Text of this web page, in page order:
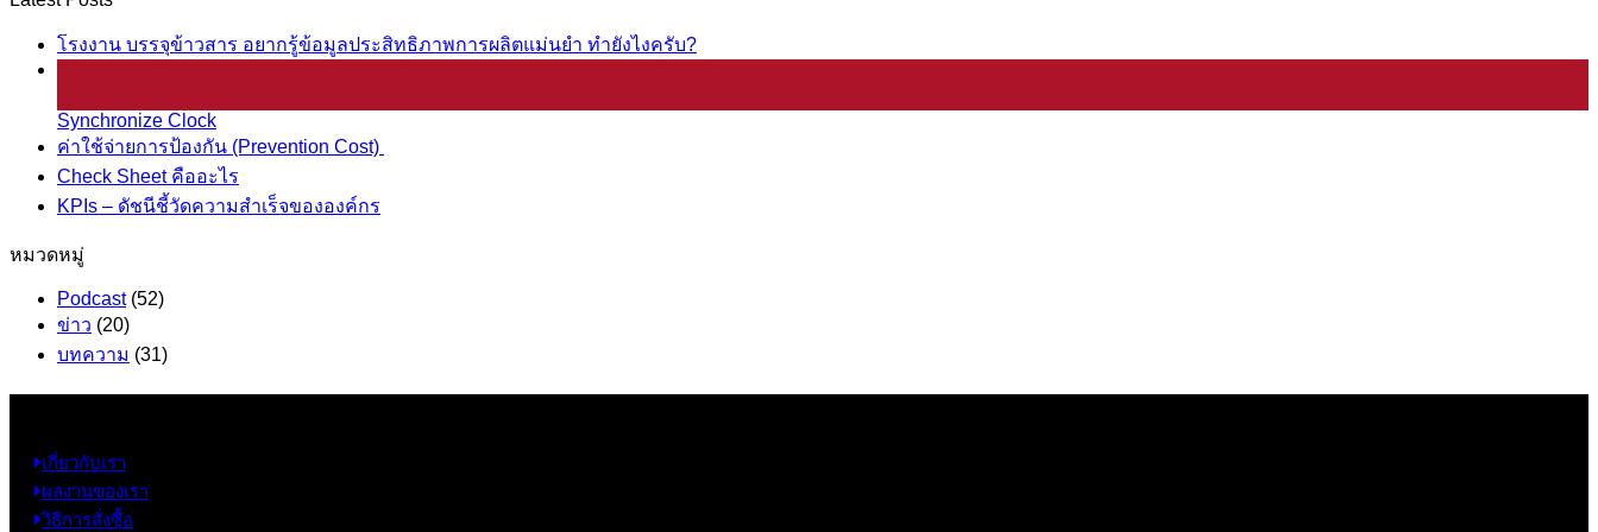
โรงงาน บรรจุข้าวสาร อยากรู้ข้อมูลประสิทธิภาพการผลิตแม่นยำ ทำยังไงครับ?
Synchronize Clock
ค่าใช้จ่ายการป้องกัน (Prevention Cost)
Check Sheet คืออะไร
KPIs – ดัชนีชี้วัดความสำเร็จขององค์กร
หมวดหมู่
Podcast(52)
ข่าว (20)
บทความ (31)
เกี่ยวกับเรา
ผลงานของเรา
วิธีการสั่งซื้อ